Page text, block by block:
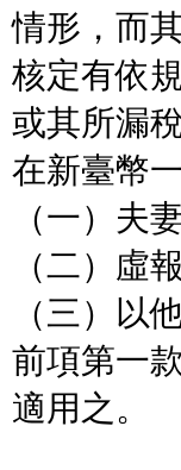
情形，而
核定有依
或其所漏
在新臺幣
（一）夫
（二）虛
（三）以
前項第一
適用之。